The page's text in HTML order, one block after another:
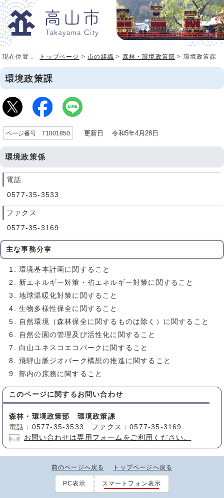
現在位置： トップページ >市の組織 > 森林・環境政策部 > 環境政策課
環境政策課
ページ番号 T1001850 更新日 令和5年4月28日
環境政策係
電話
0577-35‐3533
ファクス
0577-35-3169
主な事務分掌
環境基本計画に関すること
新エネルギー対策・省エネルギー対策に関すること
地球温暖化対策に関すること
生物多様性保全に関すること
自然環境（森林保全に関するものは除く）に関すること
自然公園の管理及び活性化に関すること
白山ユネスコエコパークに関すること
飛騨山脈ジオパーク構想の推進に関すること
部内の庶務に関すること
このページに関する お問い合わせ
森林・環境政策部 環境政策課
電話：0577-35-3533 ファクス：0577-35-3169
お問い合わせは専用フォームをご利用ください。
前のページへ戻る トップページへ戻る
PC表示 スマートフォン表示